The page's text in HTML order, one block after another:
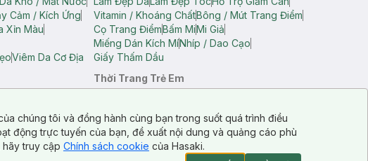
Cảm / Kích Ứng
Xỉn Màu
Viêm Da Cơ Địa
Vitamin / Khoáng ChấtBông / Mút Trang Điểm
Cọ Trang ĐiểmBấm MiMi Giả
Miếng Dán Kích MíNhíp / Dao Cạo
Giấy Thấm Dầu
Thời Trang Trẻ Em
chúng tôi và đồng hành cùng bạn trong suốt quá trình điều
động trực tuyến của bạn, đề xuất nội dung và quảng cáo phù
truy cập Chính sách cookie của Hasaki.